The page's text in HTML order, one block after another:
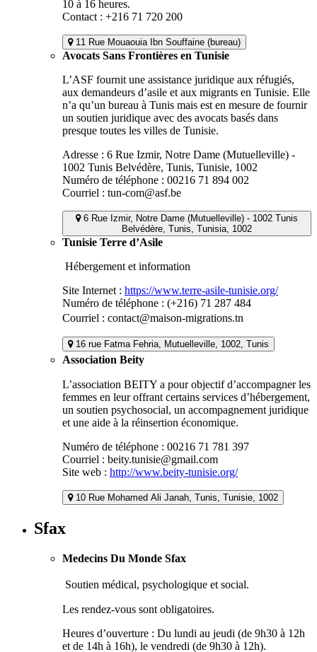
10 à 16 heures.
Contact : +216 71 720 200
11 Rue Mouaouia Ibn Souffaine (bureau)
Avocats Sans Frontières en Tunisie
L’ASF fournit une assistance juridique aux réfugiés,
aux demandeurs d’asile et aux migrants en Tunisie. Elle
n’a qu’un bureau à Tunis mais est en mesure de fournir
un soutien juridique avec des avocats basés dans
presque toutes les villes de Tunisie.
Adresse : 6 Rue Izmir, Notre Dame (Mutuelleville) -
1002 Tunis Belvédère, Tunis, Tunisie, 1002
Numéro de téléphone : 00216 71 894 002
Courriel : tun-com@asf.be
6 Rue Izmir, Notre Dame (Mutuelleville) - 1002 Tunis
Belvédère, Tunis, Tunisia, 1002
Tunisie Terre d’Asile
Hébergement et information
Site Internet : https://www.terre-asile-tunisie.org/
Numéro de téléphone : (+216) 71 287 484
Courriel : contact@maison-migrations.tn
16 rue Fatma Fehria, Mutuelleville, 1002, Tunis
Association Beity
L’association BEITY a pour objectif d’accompagner les
femmes en leur offrant certains services d’hébergement,
un soutien psychosocial, un accompagnement juridique
et une aide à la réinsertion économique.
Numéro de téléphone : 00216 71 781 397
Courriel : beity.tunisie@gmail.com
Site web : http://www.beity-tunisie.org/
10 Rue Mohamed Ali Janah, Tunis, Tunisie, 1002
Sfax
Medecins Du Monde Sfax
Soutien médical, psychologique et social.
Les rendez-vous sont obligatoires.
Heures d’ouverture : Du lundi au jeudi (de 9h30 à 12h
et de 14h à 16h), le vendredi (de 9h30 à 12h).